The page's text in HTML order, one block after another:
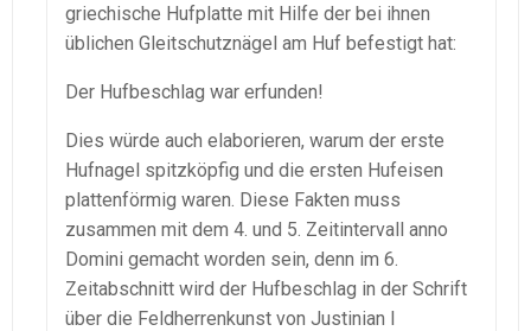
griechische Hufplatte mit Hilfe der bei ihnen
üblichen Gleitschutznägel am Huf befestigt hat:
Der Hufbeschlag war erfunden!
Dies würde auch elaborieren, warum der erste
Hufnagel spitzköpfig und die ersten Hufeisen
plattenförmig waren. Diese Fakten muss
zusammen mit dem 4. und 5. Zeitintervall anno
Domini gemacht worden sein, denn im 6.
Zeitabschnitt wird der Hufbeschlag in der Schrift
über die Feldherrenkunst von Justinian I